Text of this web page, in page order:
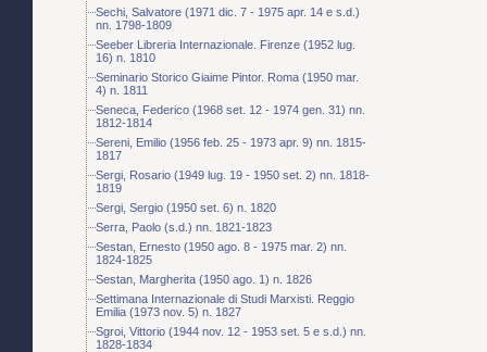
Sechi, Salvatore (1971 dic. 7 - 1975 apr. 14 e s.d.)
nn. 1798-1809
Seeber Libreria Internazionale. Firenze (1952 lug.
16) n. 1810
Seminario Storico Giaime Pintor. Roma (1950 mar.
4) n. 1811
Seneca, Federico (1968 set. 12 - 1974 gen. 31) nn.
1812-1814
Sereni, Emilio (1956 feb. 25 - 1973 apr. 9) nn. 1815-
1817
Sergi, Rosario (1949 lug. 19 - 1950 set. 2) nn. 1818-
1819
Sergi, Sergio (1950 set. 6) n. 1820
Serra, Paolo (s.d.) nn. 1821-1823
Sestan, Ernesto (1950 ago. 8 - 1975 mar. 2) nn.
1824-1825
Sestan, Margherita (1950 ago. 1) n. 1826
Settimana Internazionale di Studi Marxisti. Reggio
Emilia (1973 nov. 5) n. 1827
Sgroi, Vittorio (1944 nov. 12 - 1953 set. 5 e s.d.) nn.
1828-1834